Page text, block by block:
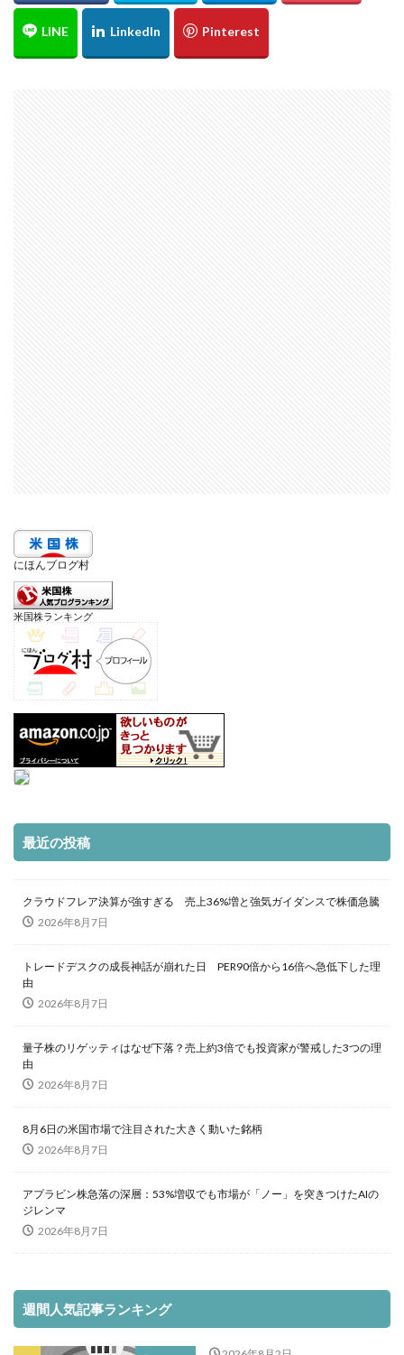
にほんブログ村
米国株ランキング
最近の投稿
クラウドフレア決算が強すぎる 売上36%増と強気ガイダンスで株価急騰
2026年8月7日
トレードデスクの成長神話が崩れた日 PER90倍から16倍へ急低下した理
由
2026年8月7日
量子株のリゲッティはなぜ下落？売上約3倍でも投資家が警戒した3つの理
由
2026年8月7日
8月6日の米国市場で注目された大きく動いた銘柄
2026年8月7日
アプラビン株急落の深層：53%増収でも市場が「ノー」を突きつけたAIの
ジレンマ
2026年8月7日
週間人気記事ランキング